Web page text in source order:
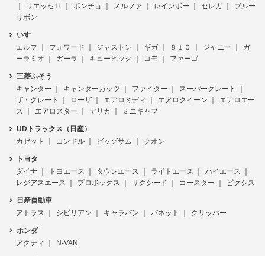
リエッセⅡ
ポンチョ メルファ レインボー セレガ
ブルー
リボン
いすゞ
エルフ
フォワード ジャストン ギガ ８１０ ジャニー
ガ
ーラミオ
ガーラ キュービック コモ ファーゴ
三菱ふそう
キャンター
キャンターガッツ ファイター
スーパーグレート
ザ・グレート
ローザ エアロミディ エアロクイーン
エアロエー
ス
エアロスター デリカ ミニキャブ
UDトラックス（日産）
カゼット
コンドル ビッグサム クオン
トヨタ
ダイナ
トヨエース タウンエース ライトエース
ハイエース
レジアスエース
プロボックス サクシード コースター ピクシス
日産自動車
アトラス
シビリアン キャラバン バネット クリッパー
ホンダ
アクティ
N-VAN